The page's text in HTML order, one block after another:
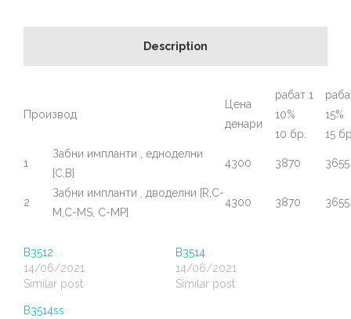
Description
Производ
Цена
денари
рабат 1
10%
15%
10 бр.
15
1
Забни импланти , едноделни
[C,B]
4300 3870 3655
2
Забни импланти , дводелни [R,C-
M,C-MS, C-MP]
4300 3870 3655
B3512
14/06/2021
Similar post
B3514
14/06/2021
Similar post
B3514ss